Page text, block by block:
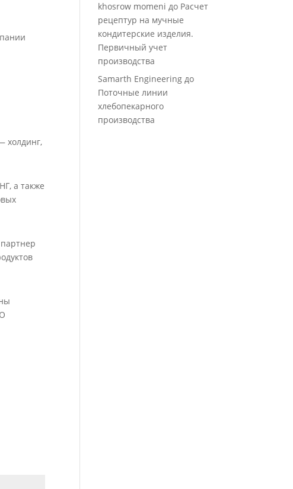
холдинг,
а также
khosrow momeni до Расчет
рецептур на мучные
кондитерские изделия.
Первичный учет
производства
Samarth Engineering до
Поточные линии
хлебопекарного
производства